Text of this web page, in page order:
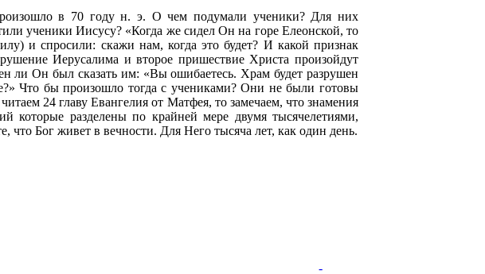
в 70 году н. э. О чем подумали ученики? Для них
ученики Иисусу? «Когда же сидел Он на горе Елеонской, то
и спросили: скажи нам, когда это будет? И какой признак
Иерусалима и второе пришествие Христа произойдут
ли Он был сказать им: «Вы ошибаетесь. Храм будет разрушен
Что бы произошло тогда с учениками? Они не были готовы
24 главу Евангелия от Матфея, то замечаем, что знамения
которые разделены по крайней мере двумя тысячелетиями,
Бог живет в вечности. Для Него тысяча лет, как один день.
-